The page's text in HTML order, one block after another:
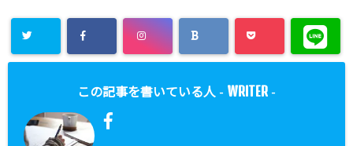
この記事を書いている人 - WRITER -